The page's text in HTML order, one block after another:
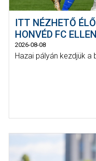
ITT NÉZHETŐ
HONVÉD FC
2026-08-08
Hazai pályán kezdjük a